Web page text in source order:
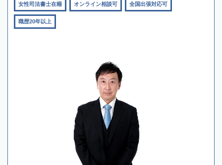
女性司法書士在籍 オンライン相談可 全国出張対応可
職歴20年以上